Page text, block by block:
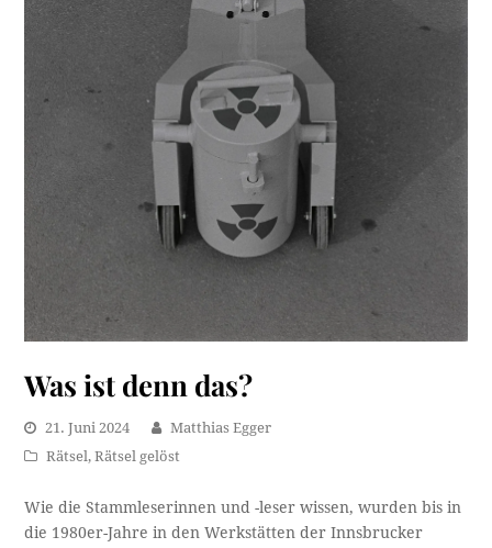
Was ist denn das?
21. Juni 2024
Matthias Egger
Rätsel,Rätsel gelöst
Wie die Stammleserinnen und -leser wissen, wurden bis in
die 1980er-Jahre in den Werkstätten der Innsbrucker